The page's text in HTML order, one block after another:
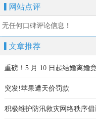
网站点评
无任何口碑评论信息！
文章推荐
重磅！5 月 10 日起结婚离
突发!苹果遭天价罚款
积极维护防汛救灾网络秩序倡